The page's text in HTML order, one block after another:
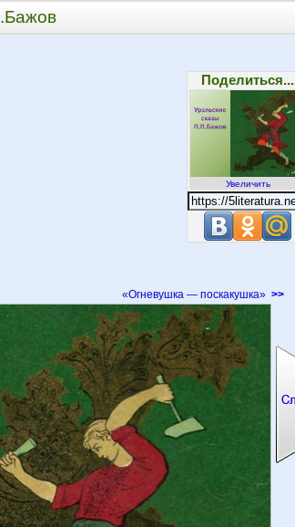
Поделиться...
Увеличить
«Огневушка — поскакушка» >>